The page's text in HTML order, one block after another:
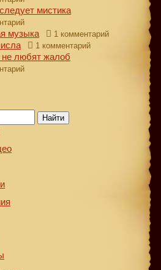
мистика
музыка 1 комментарий
1 комментарий
любят жалоб
Найти